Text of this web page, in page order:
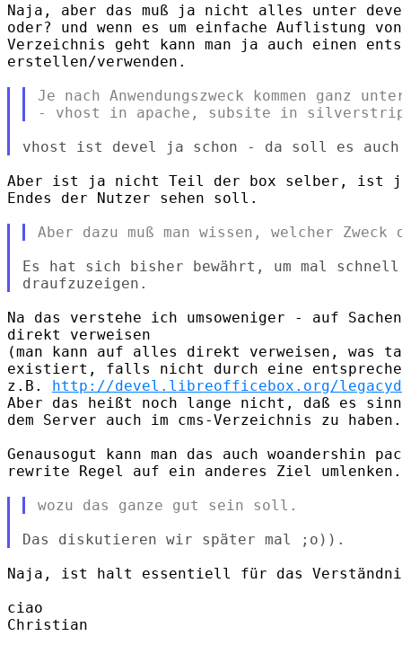
Naja, aber das muß ja nicht alles unter
oder? und wenn es um einfache Auflistung
Verzeichnis geht kann man ja auch einen
erstellen/verwenden.
Je nach Anwendungszweck kommen ganz
Aber ist ja nicht Teil der box selber, ist
Endes der Nutzer sehen soll.
Es hat sich bisher bewährt, um mal
Na das verstehe ich umsoweniger - auf
direkt verweisen
(man kann auf alles direkt verweisen, was
existiert, falls nicht durch eine
z.B. http://devel.libreofficebox.org/
Aber das heißt noch lange nicht, daß es
dem Server auch im cms-Verzeichnis zu haben.
Genausogut kann man das auch woandershin
rewrite Regel auf ein anderes Ziel umlenken.
Naja, ist halt essentiell für das Verständnis
ciao
Christian